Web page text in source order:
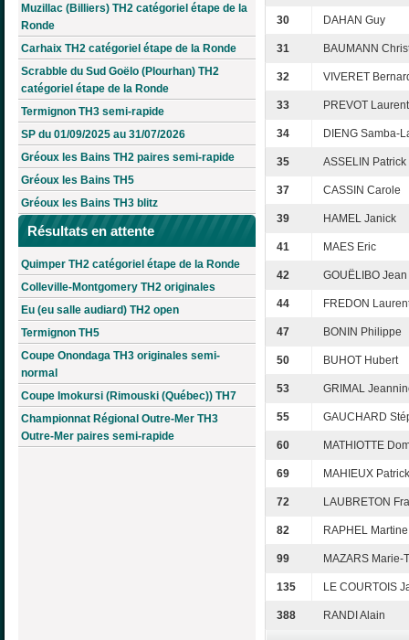
Muzillac (Billiers) TH2 catégoriel étape de la
Ronde
Carhaix TH2 catégoriel étape de la Ronde
Scrabble du Sud Goëlo (Plourhan) TH2
catégoriel étape de la Ronde
Termignon TH3 semi-rapide
SP du 01/09/2025 au 31/07/2026
Gréoux les Bains TH2 paires semi-rapide
Gréoux les Bains TH5
Gréoux les Bains TH3 blitz
Résultats en attente
Quimper TH2 catégoriel étape de la Ronde
Colleville-Montgomery TH2 originales
Eu (eu salle audiard) TH2 open
Termignon TH5
Coupe Onondaga TH3 originales semi-
normal
Coupe Imokursi (Rimouski (Québec)) TH7
Championnat Régional Outre-Mer TH3
Outre-Mer paires semi-rapide
30 DAHAN Guy
31 BAUMANN
32 VIVERET
33 PREVOT Laurent
34 DIENG Samba-
35 ASSELIN Patrick
37 CASSIN Carole
39 HAMEL Janick
41 MAES Eric
42 GOUËLIBO Jean
44 FREDON
47 BONIN Philippe
50 BUHOT Hubert
53 GRIMAL
55 GAUCHARD
60 MATHIOTTE
69 MAHIEUX Patrick
72 LAUBRETON
82 RAPHEL Martine
99 MAZARS Marie-
135 LE COURTOIS
388 RANDI Alain